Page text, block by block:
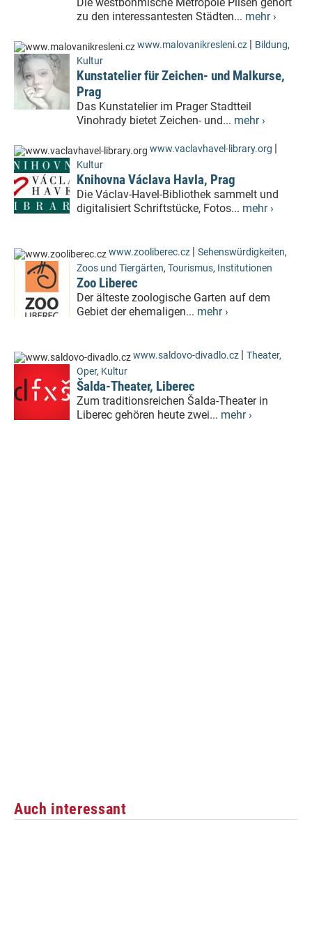
zu den interessantesten Städten... mehr ›
www.malovanikresleni.cz | Bildung,
Kultur
Kunstatelier für Zeichen- und Malkurse,
Prag
Das Kunstatelier im Prager Stadtteil
Vinohrady bietet Zeichen- und... mehr ›
www.vaclavhavel-library.org |
Kultur
Knihovna Václava Havla, Prag
Die Václav-Havel-Bibliothek sammelt und
digitalisiert Schriftstücke, Fotos... mehr ›
www.zooliberec.cz | Sehenswürdigkeiten,
Zoos und Tiergärten, Tourismus, Institutionen
Zoo Liberec
Der älteste zoologische Garten auf dem
Gebiet der ehemaligen... mehr ›
www.saldovo-divadlo.cz | Theater,
Oper, Kultur
Šalda-Theater, Liberec
Zum traditionsreichen Šalda-Theater in
Liberec gehören heute zwei... mehr ›
Auch interessant